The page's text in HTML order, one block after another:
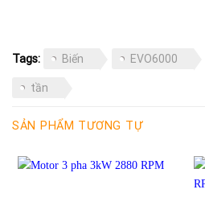
Tags: Biến EVO6000
tần
SẢN PHẨM TƯƠNG TỰ